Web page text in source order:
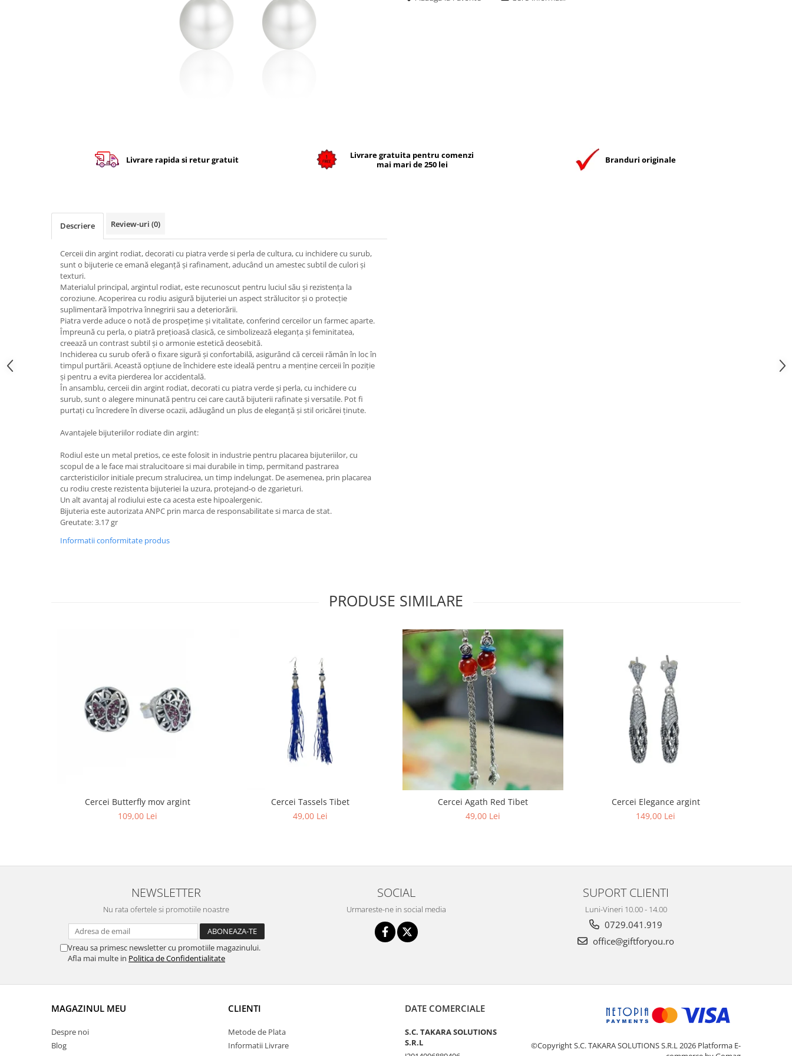
Livrare rapida si retur gratuit
Livrare gratuita pentru comenzi
mai mari de 250 lei
Branduri originale
Descriere Review-uri (0)
Cerceii din argint rodiat, decorati cu piatra verde si perla de cultura, cu inchidere cu surub,
sunt o bijuterie ce emană eleganță și rafinament, aducând un amestec subtil de culori și
texturi.
Materialul principal, argintul rodiat, este recunoscut pentru luciul său și rezistența la
coroziune. Acoperirea cu rodiu asigură bijuteriei un aspect strălucitor și o protecție
suplimentară împotriva înnegririi sau a deteriorării.
Piatra verde aduce o notă de prospețime și vitalitate, conferind cerceilor un farmec aparte.
Împreună cu perla, o piatră prețioasă clasică, ce simbolizează eleganța și feminitatea,
creează un contrast subtil și o armonie estetică deosebită.
Inchiderea cu surub oferă o fixare sigură și confortabilă, asigurând că cerceii rămân în loc în
timpul purtării. Această opțiune de închidere este ideală pentru a menține cerceii în poziție
și pentru a evita pierderea lor accidentală.
În ansamblu, cerceii din argint rodiat, decorati cu piatra verde și perla, cu inchidere cu
surub, sunt o alegere minunată pentru cei care caută bijuterii rafinate și versatile. Pot fi
purtați cu încredere în diverse ocazii, adăugând un plus de eleganță și stil oricărei ținute.
Avantajele bijuteriilor rodiate din argint:
Rodiul este un metal pretios, ce este folosit in industrie pentru placarea bijuteriilor, cu
scopul de a le face mai stralucitoare si mai durabile in timp, permitand pastrarea
carcteristicilor initiale precum stralucirea, un timp indelungat. De asemenea, prin placarea
cu rodiu creste rezistenta bijuteriei la uzura, protejand-o de zgarieturi.
Un alt avantaj al rodiului este ca acesta este hipoalergenic.
Bijuteria este autorizata ANPC prin marca de responsabilitate si marca de stat.
Greutate: 3.17 gr
Informatii conformitate produs
PRODUSE SIMILARE
Cercei Butterfly mov argint
109,00 Lei
Cercei Tassels Tibet
49,00 Lei
Cercei Agath Red Tibet
49,00 Lei
Cercei Elegance argint
149,00 Lei
NEWSLETTER
Nu rata ofertele si promotiile noastre
Vreau sa primesc newsletter cu promotiile magazinului.
Afla mai multe in Politica de Confidentialitate
SOCIAL
Urmareste-ne in social media
SUPORT CLIENTI
Luni-Vineri 10.00 - 14.00
0729.041.919
office@giftforyou.ro
MAGAZINUL MEU
Despre noi
Blog
CLIENTI
Metode de Plata
Informatii Livrare
DATE COMERCIALE
S.C. TAKARA SOLUTIONS
S.R.L
©Copyright S.C. TAKARA SOLUTIONS S.R.L 2026 Platforma E-